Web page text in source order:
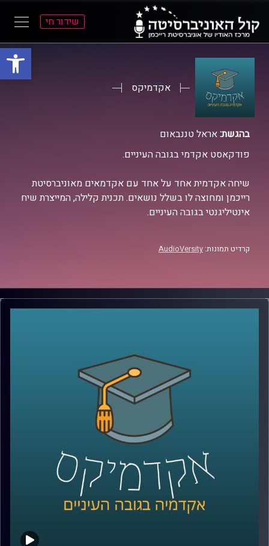
פתח
שידור חי
אקדמיקס
בהגשת:אראל טננבאום
פודקאסט אקדמי בגובה העיניים.
שיחה אקדמית אחד על אחד עם אקדמאים מאוניברסיטת
רייכמן ומחוצה לו בשלל נושאים. תכנית קלילה, המייצרת שיח
אינטיליגנטי בגובה העיניים.
קרדיט תמונות: AudioVersity